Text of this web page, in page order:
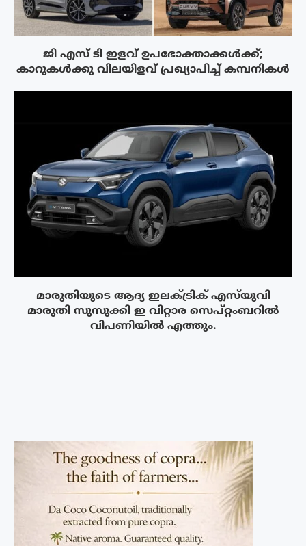
ജി എസ് ടി ഇളവ് ഉപഭോക്താക്കൾക്ക്;
കാറുകൾക്കു വിലയിളവ് പ്രഖ്യാപിച്ച് കമ്പനികൾ
മാരുതിയുടെ ആദ്യ ഇലക്‌ട്രിക് എസ്‌യുവി
മാരുതി സുസുക്കി ഇ വിറ്റാര സെപ്റ്റംബറിൽ
വിപണിയിൽ എത്തും.